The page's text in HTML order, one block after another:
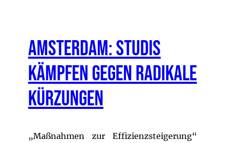
Amsterdam: Studis
kämpfen gegen radikale
Kürzungen
„Maßnahmen zur Effizienzsteigerung“